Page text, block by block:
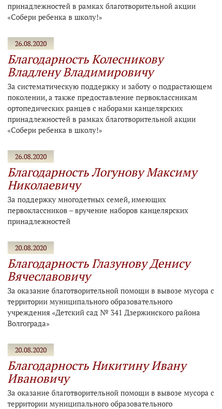
принадлежностей в рамках благотворительной акции
«Собери ребенка в школу!»
26.08.2020
Благодарность Колесникову
Владлену Владимировичу
За систематическую поддержку и заботу о подрастающем
поколении, а также предоставление первоклассникам
ортопедических ранцев с наборами канцелярских
принадлежностей в рамках благотворительной акции
«Собери ребенка в школу!»
26.08.2020
Благодарность Логунову Максиму
Николаевичу
За поддержку многодетных семей, имеющих
первоклассников – вручение наборов канцелярских
принадлежностей
20.08.2020
Благодарность Глазунову Денису
Вячеславовичу
За оказание благотворительной помощи в вывозе мусора с
территории муниципального образовательного
учреждения «Детский сад № 341 Дзержинского района
Волгограда»
20.08.2020
Благодарность Никитину Ивану
Ивановичу
За оказание благотворительной помощи в вывозе мусора с
территории муниципального образовательного